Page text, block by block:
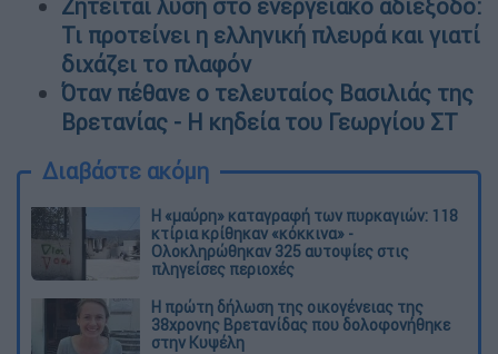
Ζητείται λύση στο ενεργειακό αδιέξοδο:
Τι προτείνει η ελληνική πλευρά και γιατί
διχάζει το πλαφόν
Όταν πέθανε ο τελευταίος Βασιλιάς της
Βρετανίας - Η κηδεία του Γεωργίου ΣΤ
Διαβάστε ακόμη
Η «μαύρη» καταγραφή των πυρκαγιών: 118
κτίρια κρίθηκαν «κόκκινα» -
Ολοκληρώθηκαν 325 αυτοψίες στις
πληγείσες περιοχές
Η πρώτη δήλωση της οικογένειας της
38χρονης Βρετανίδας που δολοφονήθηκε
στην Κυψέλη